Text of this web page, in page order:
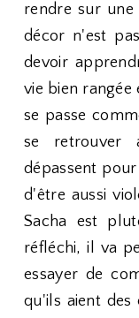
rendre sur une
décor n'est
devoir
vie bien rangée
se passe
se retrouver
dépassent
d'être aussi
Sacha est
réfléchi, il va
essayer de
qu'ils aient des